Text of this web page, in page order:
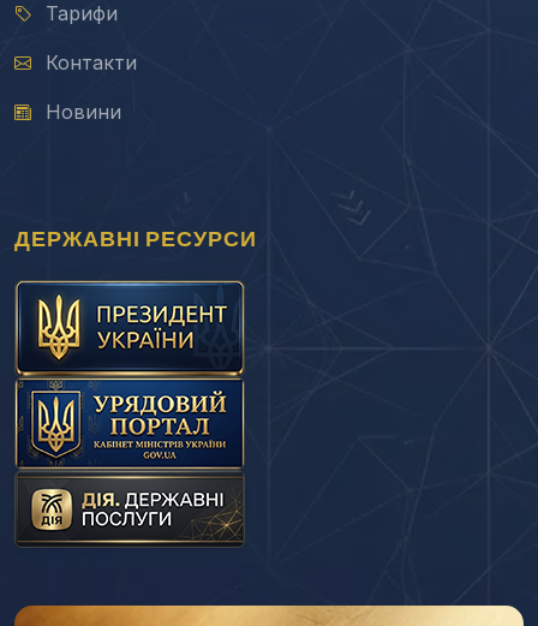
Тарифи
Контакти
Новини
ДЕРЖАВНІ РЕСУРСИ